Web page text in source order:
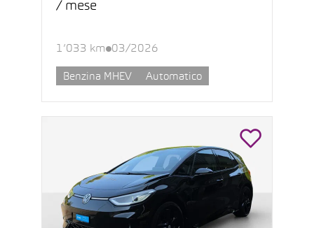
/ mese
1’033 km 03/2026
Benzina MHEV Automatico